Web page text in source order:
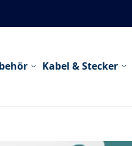
Kabel & Stecker